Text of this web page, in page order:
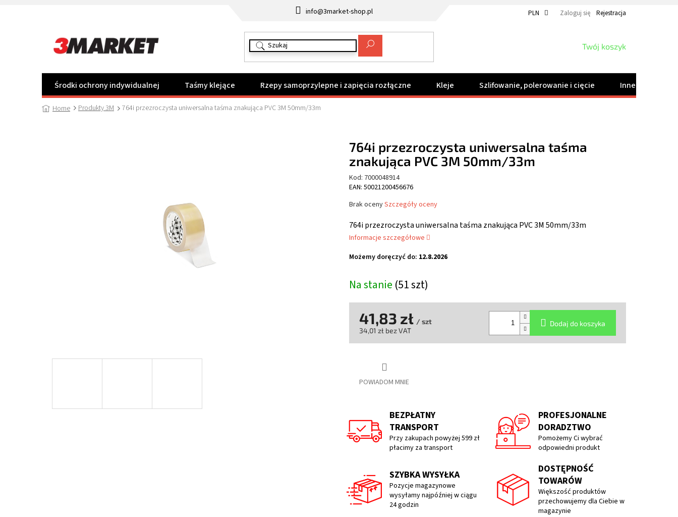
info@3market-shop.pl PLN Zaloguj się Rejestracja
KOSZYK
Twój koszyk
Środki ochrony indywidualnej Taśmy klejące Rzepy samoprzylepne i zapięcia rozłączne Kleje Szlifowanie, polerowanie i cięcie Inne produkty
Home Produkty 3M 764i przezroczysta uniwersalna taśma znakująca PVC 3M 50mm/33m
Na stanie (51 szt)
Możemy doręczyć do: 12.8.2026
764i przezroczysta uniwersalna taśma znakująca PVC 3M 50mm/33m
Informacje szczegółowe
POWIADOM MNIE
41,83 zł / szt
34,01 zł bez VAT
Dodaj do koszyka
764i przezroczysta uniwersalna taśma
znakująca PVC 3M 50mm/33m
Kod: 7000048914
EAN: 50021200456676
Średnia
produktu
wynosi
0,0
na
5
Brak ocenySzczegóły oceny
BEZPŁATNY
TRANSPORT
Przy zakupach powyżej 599 zł
płacimy za transport
PROFESJONALNE
DORADZTWO
Pomożemy Ci wybrać
odpowiedni produkt
SZYBKA WYSYŁKA
Pozycje magazynowe
wysyłamy najpóźniej w ciągu
24 godzin
DOSTĘPNOŚĆ
TOWARÓW
Większość produktów
przechowujemy dla Ciebie w
magazynie